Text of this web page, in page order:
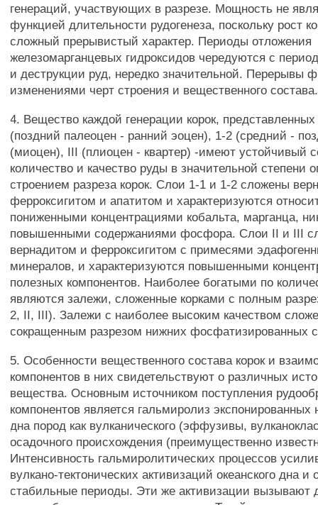
генераций, участвующих в разрезе. Мощность не
функцией длительности рудогенеза, поскольку рост
сложный прерывистый характер. Периоды отложения
железомарганцевых гидроксидов чередуются с
и деструкции руд, нередко значительной. Перерывы
изменениями черт строения и вещественного состава.
4. Вещество каждой генерации корок,
(поздний палеоцен - ранний эоцен), 1-2 (средний -
(миоцен), III (плиоцен - квартер) -имеют устойчивый
количество и качество руды в значительной степени
строением разреза корок. Слои 1-1 и 1-2 сложены
ферроксигитом и апатитом и характеризуются
пониженными концентрациями кобальта, марганца,
повышенными содержаниями фосфора. Слои II и III
вернадитом и ферроксигитом с примесями
минералов, и характеризуются повышенными
полезных компонентов. Наиболее богатыми по
являются залежи, сложенные корками с полным
2, II, III). Залежи с наиболее высоким качеством
сокращенным разрезом нижних фосфатизированных
5. Особенности вещественного состава корок и
компонентов в них свидетельствуют о различных
вещества. Основным источником поступления
компонентов является гальмиролиз экспонированных
дна пород как вулканического (эффузивы,
осадочного происхождения (преимущественно
Интенсивность гальмиролитических процессов
вулкано-тектонических активизаций океанского дна и
стабильные периоды. Эти же активизации вызывают